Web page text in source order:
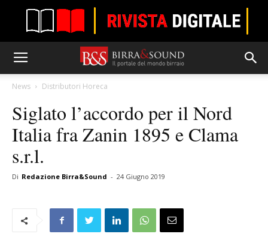
News Distributori Horeca
Siglato l’accordo per il Nord
Italia fra Zanin 1895 e Clama
s.r.l.
Di Redazione Birra&Sound - 24 Giugno 2019